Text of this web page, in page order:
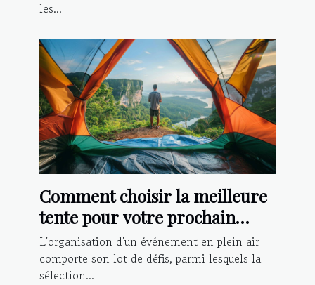
les...
Comment choisir la meilleure
tente pour votre prochain
événement extérieur
L'organisation d'un événement en plein air
comporte son lot de défis, parmi lesquels la
sélection...